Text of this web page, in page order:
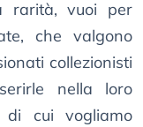
rarità, vuoi per
che valgono
collezionisti
nella loro
di cui vogliamo